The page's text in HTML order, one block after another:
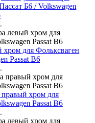
Б6 / Volkswagen
для Фольксваген
Passat B6
хром для
Passat B6